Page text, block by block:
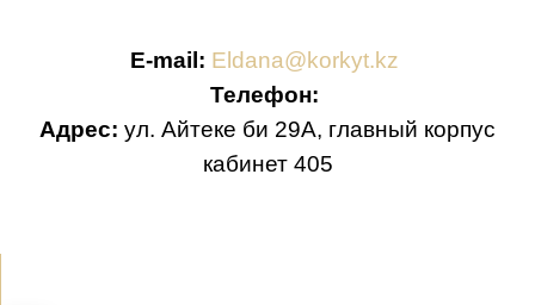
E-mail: Eldana@korkyt.kz
Телефон:
Адрес: ул. Айтеке би 29А, главный корпус
кабинет 405